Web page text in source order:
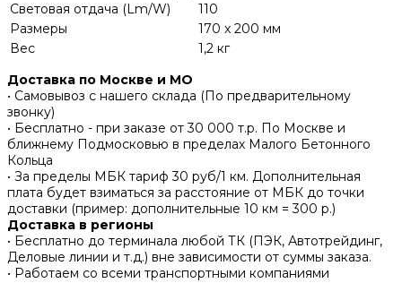
Световая отдача (Lm/W)
110
Размеры
170 x 200 мм
Вес
1,2 кг
Доставка по Москве и МО
• Самовывоз с нашего склада (По предварительному
звонку)
• Бесплатно - при заказе от 30 000 т.р. По Москве и
ближнему Подмосковью в пределах Малого Бетонного
Кольца
• За пределы МБК тариф 30 руб/1 км. Дополнительная
плата будет взиматься за расстояние от МБК до точки
доставки (пример: дополнительные 10 км = 300 р.)
Доставка в регионы
• Бесплатно до терминала любой ТК (ПЭК, Автотрейдинг,
Деловые линии и т.д.) вне зависимости от суммы заказа.
• Работаем со всеми транспортными компаниями